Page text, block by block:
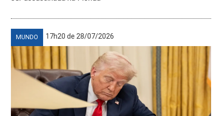
MUNDO 17h20 de 28/07/2026